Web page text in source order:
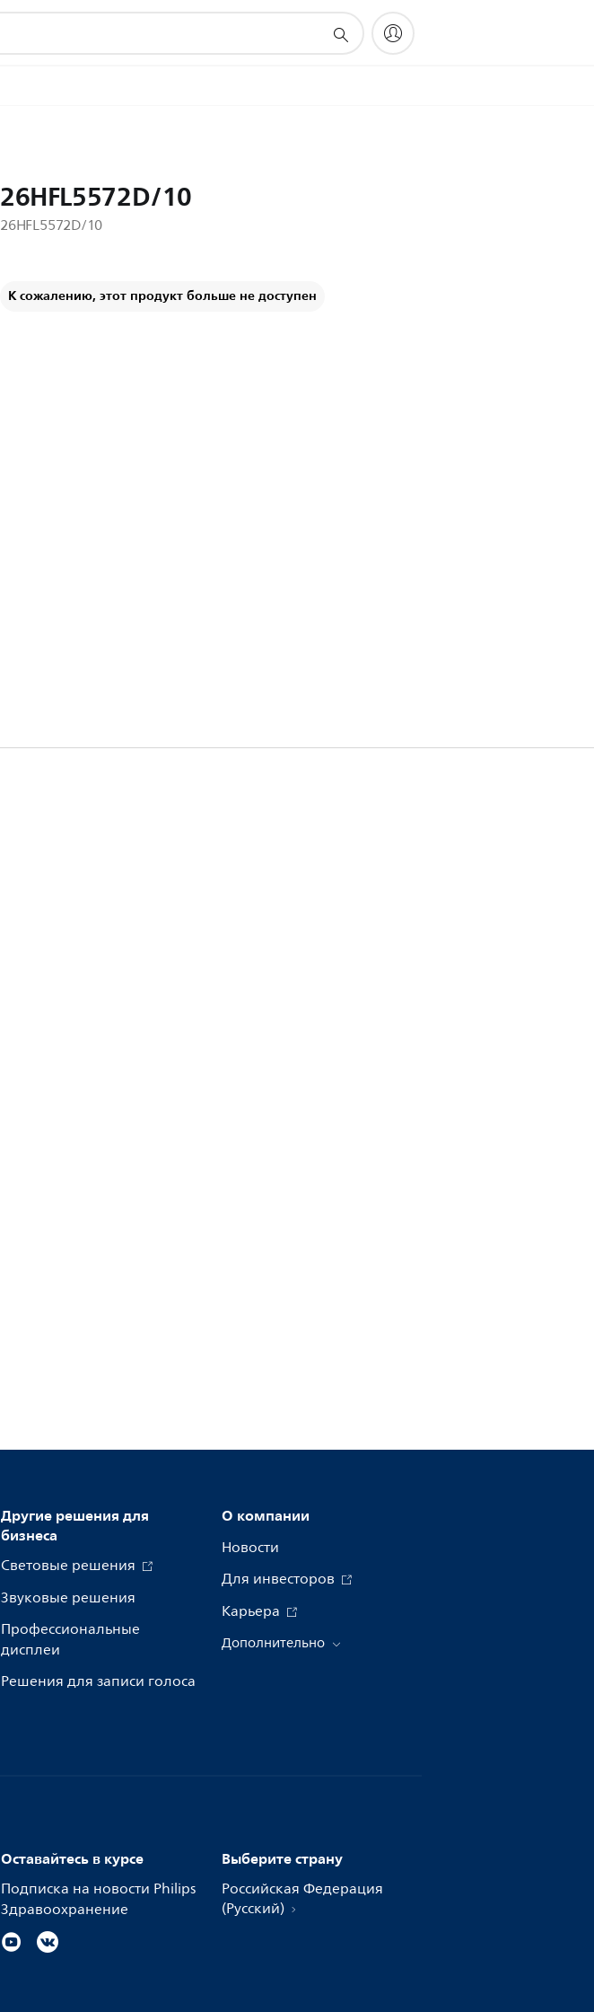
26HFL5572D/10
26HFL5572D/10
К сожалению, этот продукт больше не доступен
Другие решения для
бизнеса
Световые решения
Звуковые решения
Профессиональные
дисплеи
Решения для записи голоса
О компании
Новости
Для инвесторов
Карьера
Дополнительно
Оставайтесь в курсе
Подписка на новости Philips
Здравоохранение
Выберите страну
Российская Федерация
(Русский)